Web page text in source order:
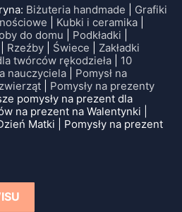
Biżuteria handmade
Grafiki
Kubki i ceramika
do domu Podkładki
Rzeźby Świece
Zakładki
twórców rękodzieła
10
nauczyciela
Pomysł na
Pomysły na prezenty
pomysły na prezent dla
na prezent na Walentynki |
Matki | Pomysły na prezent